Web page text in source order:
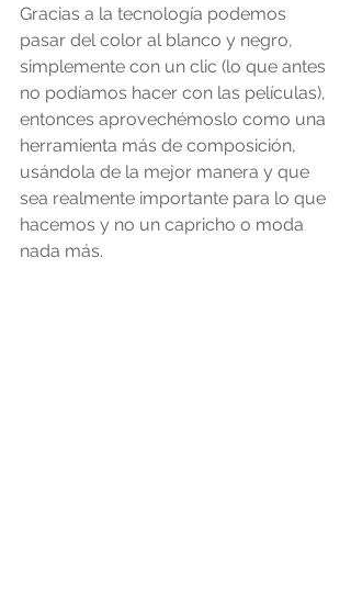
Gracias a la tecnología podemos
pasar del color al blanco y negro,
simplemente con un clic (lo que antes
no podíamos hacer con las películas),
entonces aprovechémoslo como una
herramienta más de composición,
usándola de la mejor manera y que
sea realmente importante para lo que
hacemos y no un capricho o moda
nada más.